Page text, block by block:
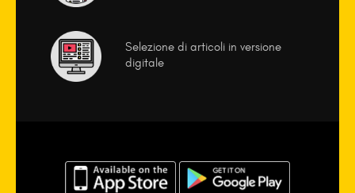
Selezione di articoli in versione
digitale